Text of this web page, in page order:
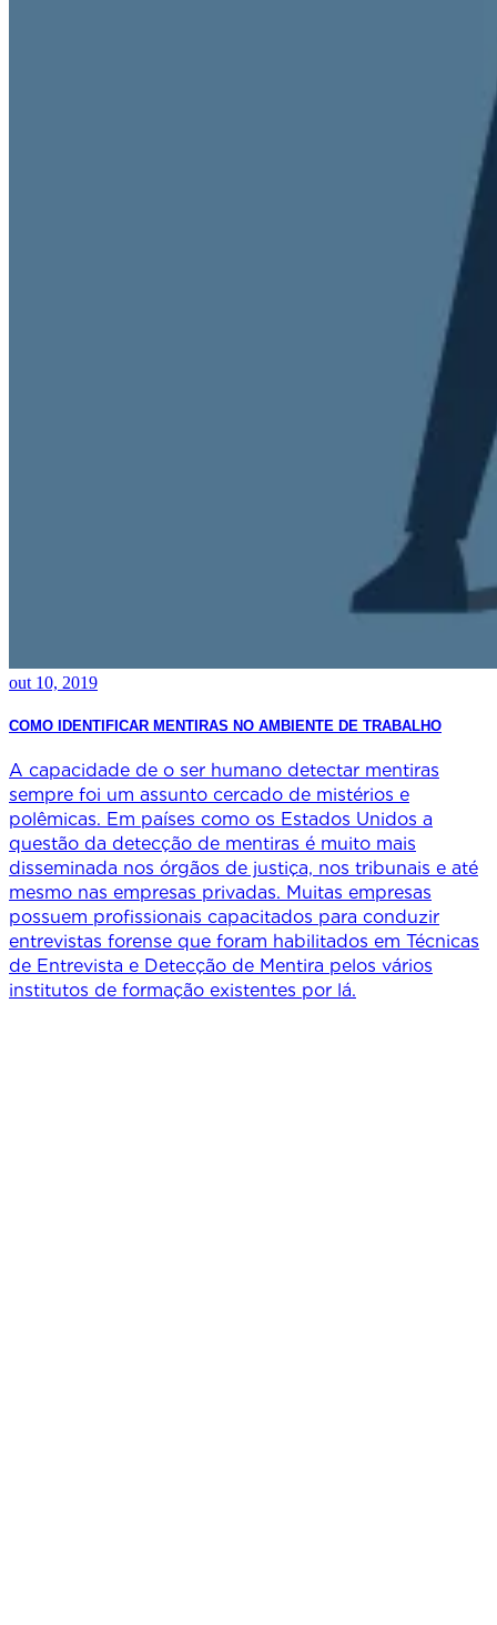
out 10, 2019
COMO IDENTIFICAR MENTIRAS NO AMBIENTE DE TRABALHO
A capacidade de o ser humano detectar mentiras
sempre foi um assunto cercado de mistérios e
polêmicas. Em países como os Estados Unidos a
questão da detecção de mentiras é muito mais
disseminada nos órgãos de justiça, nos tribunais e até
mesmo nas empresas privadas. Muitas empresas
possuem profissionais capacitados para conduzir
entrevistas forense que foram habilitados em Técnicas
de Entrevista e Detecção de Mentira pelos vários
institutos de formação existentes por lá.